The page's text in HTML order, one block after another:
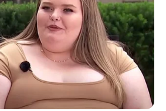
instagram/auroraribero)